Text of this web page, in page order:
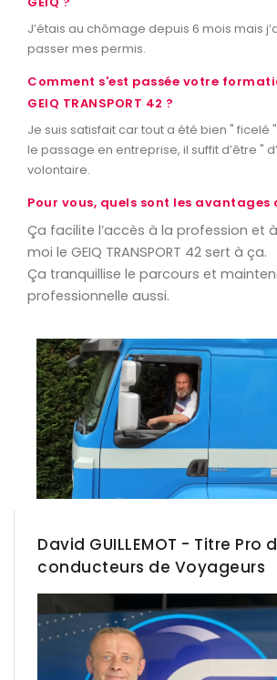
J’étais au chômage depuis 6 mois mais
passer mes permis.
Comment s'est passée votre
GEIQ TRANSPORT 42 ?
Je suis satisfait car tout a été bien " ficelé
le passage en entreprise, il suffit d’être "
volontaire.
Pour vous, quels sont les avantages
Ça facilite l’accès à la profession et
moi le GEIQ TRANSPORT 42 sert à ça.
Ça tranquillise le parcours et
professionnelle aussi.
David GUILLEMOT - Titre Pro
conducteurs de Voyageurs